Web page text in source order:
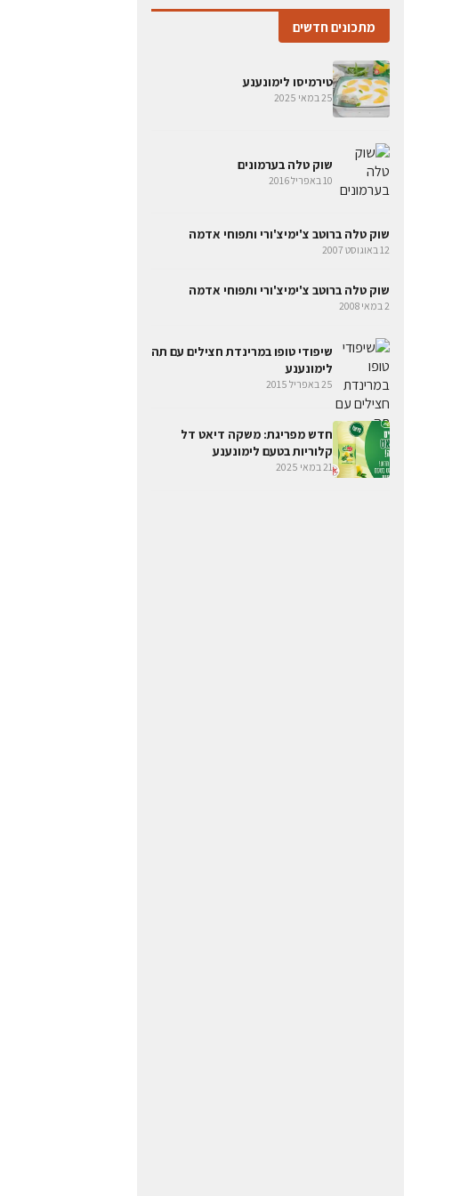
מתכונים חדשים
טירמיסו לימונענע
25 במאי 2025
שוק טלה בערמונים
10 באפריל 2016
שוק טלה ברוטב צ'ימיצ'ורי ותפוחי אדמה
12 באוגוסט 2007
שוק טלה ברוטב צ'ימיצ'ורי ותפוחי אדמה
2 במאי 2008
שיפודי טופו במרינדת חצילים עם תה
לימונענע
25 באפריל 2015
חדש מפריגת: משקה דיאט דל
קלוריות בטעם לימונענע
21 במאי 2025